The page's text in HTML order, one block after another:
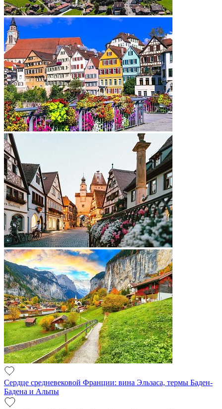
Сердце средневековой Франции: вина Эльзаса, термы Баден-
Бадена и Альпы